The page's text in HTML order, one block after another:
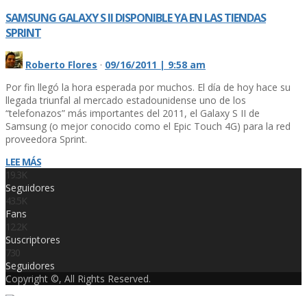
SAMSUNG GALAXY S II DISPONIBLE YA EN LAS TIENDAS
SPRINT
Roberto Flores · 09/16/2011 | 9:58 am
Por fin llegó la hora esperada por muchos. El dí­a de hoy hace su
llegada triunfal al mercado estadounidense uno de los
“telefonazos” más importantes del 2011, el Galaxy S II de
Samsung (o mejor conocido como el Epic Touch 4G) para la red
proveedora Sprint.
LEE MÁS
19.3K
Seguidores
43.5K
Fans
12.2K
Suscriptores
730
Seguidores
Copyright ©, All Rights Reserved.